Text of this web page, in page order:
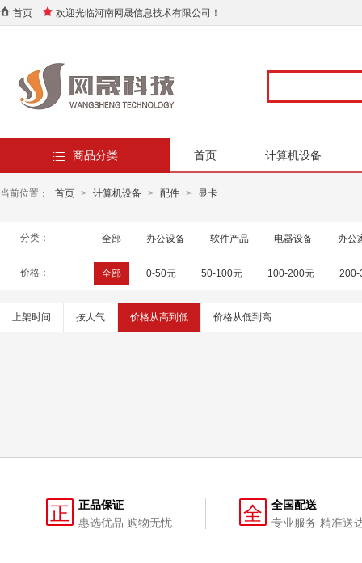
首页 欢迎光临河南网晟信息技术有限公司！
商品分类 首页 计算机设备
当前位置： 首页 > 计算机设备 > 配件 > 显卡
分类： 全部 办公设备 软件产品 电器设备 办公
价格： 全部 0-50元 50-100元 100-200元 200-
上架时间 按人气 价格从高到低 价格从低到高
正
正品保证
惠选优品 购物无忧
全
全国配送
专业服务 精准送